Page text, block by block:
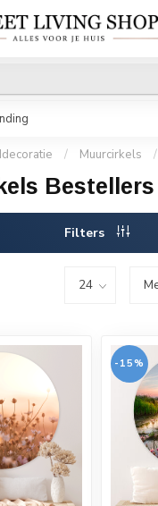
/ Muurcirkels /
Bestellers
Filters
-15%